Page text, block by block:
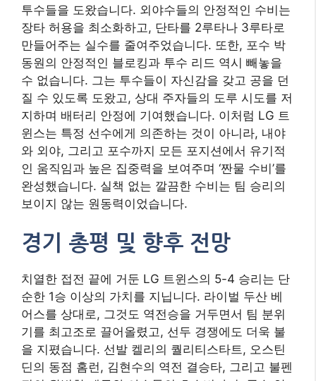
투수들을 도왔습니다. 외야수들의 안정적인 수비는
장타 허용을 최소화하고, 단타를 2루타나 3루타로
만들어주는 실수를 줄여주었습니다. 또한, 포수 박
동원의 안정적인 블로킹과 투수 리드 역시 빼놓을
수 없습니다. 그는 투수들이 자신감을 갖고 공을 던
질 수 있도록 도왔고, 상대 주자들의 도루 시도를 저
지하며 배터리 안정에 기여했습니다. 이처럼 LG 트
윈스는 특정 선수에게 의존하는 것이 아니라, 내야
와 외야, 그리고 포수까지 모든 포지션에서 유기적
인 움직임과 높은 집중력을 보여주며 ‘짠물 수비’를
완성했습니다. 실책 없는 깔끔한 수비는 팀 승리의
보이지 않는 원동력이었습니다.
경기 총평 및 향후 전망
치열한 접전 끝에 거둔 LG 트윈스의 5-4 승리는 단
순한 1승 이상의 가치를 지닙니다. 라이벌 두산 베
어스를 상대로, 그것도 역전승을 거두면서 팀 분위
기를 최고조로 끌어올렸고, 선두 경쟁에도 더욱 불
을 지폈습니다. 선발 켈리의 퀄리티스타트, 오스틴
딘의 동점 홈런, 김현수의 역전 결승타, 그리고 불펜